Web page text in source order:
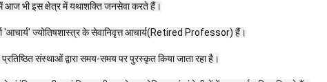
आज भी इस क्षेत्र में यथाशक्ति जनसेवा करते हैं।
'आचार्य' ज्योतिषशास्त्र के सेवानिवृत्त आचार्य(Retired Professor) हैं।
संस्थाओं द्वारा समय-समय पर पुरस्कृत किया जाता रहा है।